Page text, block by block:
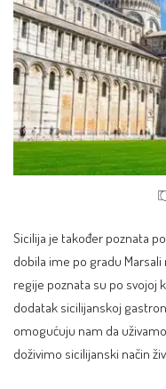
Sicilija je također poznata
dobila ime po gradu Marsali
regije poznata su po svojoj
dodatak sicilijanskoj
omogućuju nam da
doživimo sicilijanski način